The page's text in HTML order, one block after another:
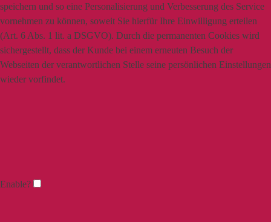
speichern und so eine Personalisierung und Verbesserung des Service
vornehmen zu können, soweit Sie hierfür Ihre Einwilligung erteilen
(Art. 6 Abs. 1 lit. a DSGVO). Durch die permanenten Cookies wird
sichergestellt, dass der Kunde bei einem erneuten Besuch der
Webseiten der verantwortlichen Stelle seine persönlichen Einstellungen
wieder vorfindet.
Enable?